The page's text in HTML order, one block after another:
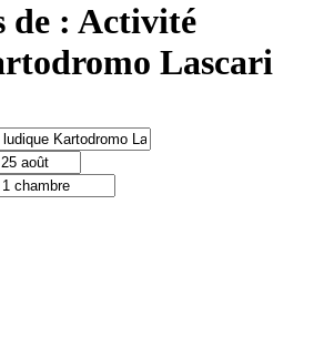
de : Activité
Lascari